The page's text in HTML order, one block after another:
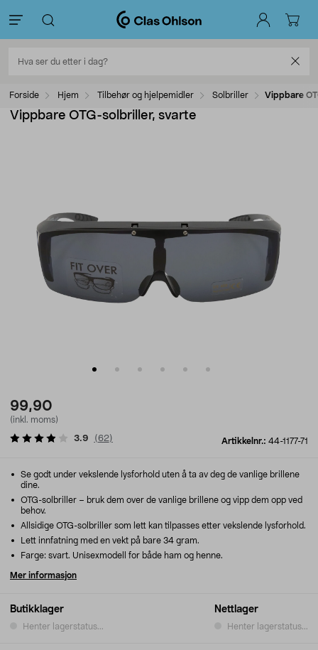
Forside Hjem Tilbehør og hjelpemidler Solbriller Vippbare
Vippbare OTG-solbriller, svarte
99,90
(inkl. moms)
Artikkelnr.: 44-1177-71
3.9 (62)
Butikklager
Henter lagerstatus...
Nettlager
Henter lagerstatus...
Se godt under vekslende lysforhold uten å ta av deg de vanlige brillene
dine.
OTG-solbriller – bruk dem over de vanlige brillene og vipp dem opp ved
behov.
Allsidige OTG-solbriller som lett kan tilpasses etter vekslende lysforhold.
Lett innfatning med en vekt på bare 34 gram.
Farge: svart. Unisexmodell for både ham og henne.
Mer informasjon